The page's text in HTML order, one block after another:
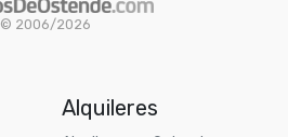
© 2006/2026
Alquileres